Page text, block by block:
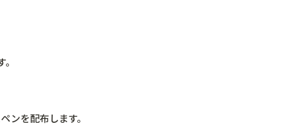
ンを配布します。